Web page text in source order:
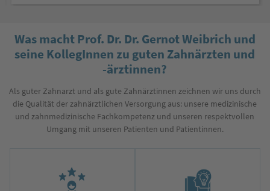
Was macht Prof. Dr. Dr. Gernot Weibrich und
seine KollegInnen zu guten Zahnärzten und
-ärztinnen?
Als guter Zahnarzt und als gute Zahnärztinnen zeichnen wir uns durch
die Qualität der zahnärztlichen Versorgung aus: unsere medizinische
und zahnmedizinische Fachkompetenz und unseren respektvollen
Umgang mit unseren Patienten und Patientinnen.